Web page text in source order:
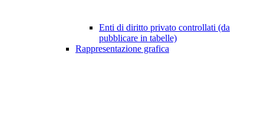
Enti di diritto privato controllati (da
pubblicare in tabelle)
Rappresentazione grafica